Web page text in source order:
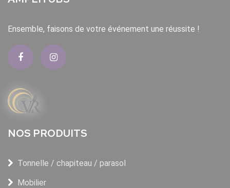
Ensemble, faisons de votre événement une réussite !
NOS PRODUITS
Tonnelle / chapiteau / parasol
Mobilier